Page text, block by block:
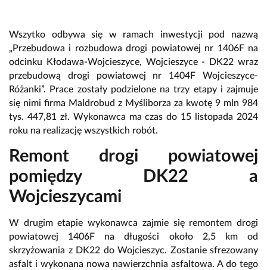
Wszytko odbywa się w ramach inwestycji pod nazwą
„Przebudowa i rozbudowa drogi powiatowej nr 1406F na
odcinku Kłodawa-Wojcieszyce, Wojcieszyce - DK22 wraz
przebudową drogi powiatowej nr 1404F Wojcieszyce-
Różanki”. Prace zostały podzielone na trzy etapy i zajmuje
się nimi firma Maldrobud z Myśliborza za kwotę 9 mln 984
tys. 447,81 zł. Wykonawca ma czas do 15 listopada 2024
roku na realizację wszystkich robót.
Remont drogi powiatowej
pomiędzy DK22 a
Wojcieszycami
W drugim etapie wykonawca zajmie się remontem drogi
powiatowej 1406F na długości około 2,5 km od
skrzyżowania z DK22 do Wojcieszyc. Zostanie sfrezowany
asfalt i wykonana nowa nawierzchnia asfaltowa. A do tego